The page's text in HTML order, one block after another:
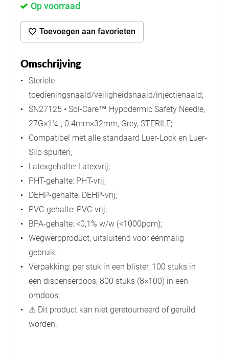
Op voorraad
Toevoegen aan favorieten
Omschrijving
Steriele
toedieningsnaald/veiligheidsnaald/injectienaald;
SN27125 • Sol-Care™ Hypodermic Safety Needle,
27G×1¼", 0.4mm×32mm, Grey, STERILE;
Compatibel met alle standaard Luer-Lock en Luer-
Slip spuiten;
Latexgehalte: Latexvrij;
PHT-gehalte: PHT-vrij;
DEHP-gehalte: DEHP-vrij;
PVC-gehalte: PVC-vrij;
BPA-gehalte: <0,1% w/w (<1000ppm);
Wegwerpproduct, uitsluitend voor éénmalig
gebruik;
Verpakking: per stuk in een blister, 100 stuks in
een dispenserdoos, 800 stuks (8×100) in een
omdoos;
⚠ Dit product kan niet geretourneerd of geruild
worden.